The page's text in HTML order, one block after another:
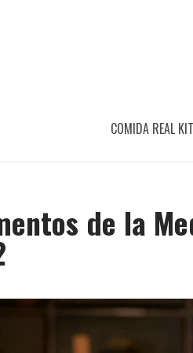
COMIDA REAL
de la